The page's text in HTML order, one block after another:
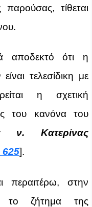
παρούσας,
τίθεται
αποδεκτό ότι η
τελεσίδικη με
η σχετική
του κανόνα του
ν. Κατερίνας
625].
περαιτέρω, στην
ζήτημα της